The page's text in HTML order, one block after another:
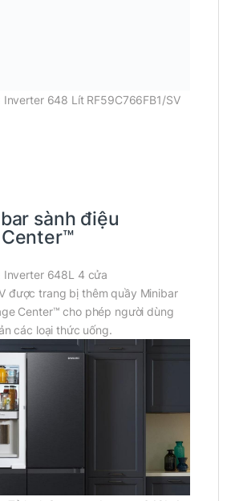
Inverter 648 Lít RF59C766FB1/SV
sành điệu
Inverter 648L 4 cửa
được trang bị thêm quầy Minibar
Center™ cho phép người dùng
các loại thức uống.